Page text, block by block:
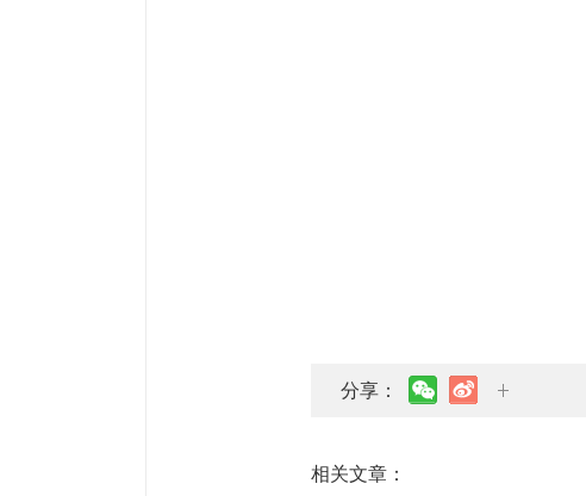
分享：
相关文章：